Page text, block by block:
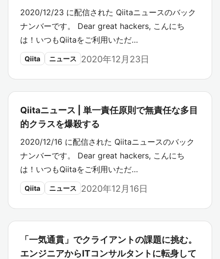
2020/12/23 に配信された Qiitaニュースのバック
ナンバーです。 Dear great hackers, こんにち
は！いつもQiitaをご利用いただ…
Qiita ニュース 2020年12月23日
Qiitaニュース | 単一責任原則で無責任な多目
的クラスを爆殺する
2020/12/16 に配信された Qiitaニュースのバック
ナンバーです。 Dear great hackers, こんにち
は！いつもQiitaをご利用いただ…
Qiita ニュース 2020年12月16日
「一気通貫」でクライアントの課題に挑む。
エンジニアからITコンサルタントに転身して